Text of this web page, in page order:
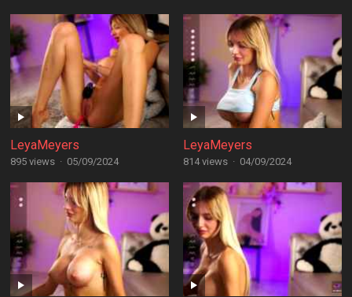
LeyaMeyers
895 views · 05/09/2024
LeyaMeyers
814 views · 04/09/2024